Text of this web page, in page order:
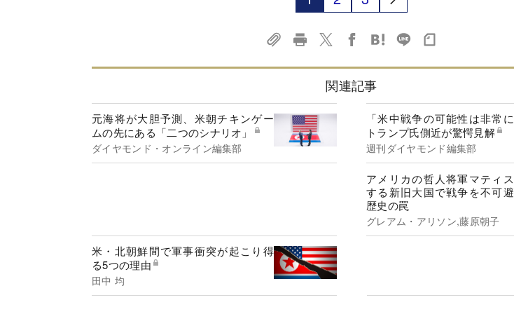
関連記事
元海将が大胆予測、米朝チキンゲー
ムの先にある「二つのシナリオ」
ダイヤモンド・オンライン編集部
「米中戦争の可能性は非常に
トランプ氏側近が驚愕見解
週刊ダイヤモンド編集部
アメリカの哲人将軍マティ
する新旧大国で戦争を不可
歴史の罠
グレアム・アリソン,藤原朝子
米・北朝鮮間で軍事衝突が起こり得
る5つの理由
田中 均